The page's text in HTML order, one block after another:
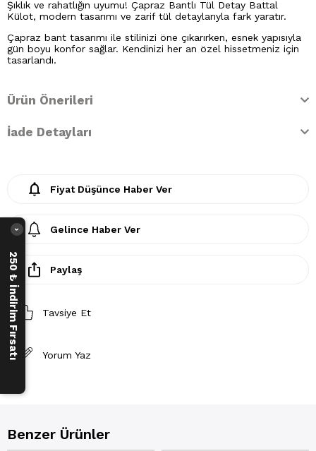
Şıklık ve rahatlığın uyumu! Çapraz Bantlı Tül Detay Battal
Külot, modern tasarımı ve zarif tül detaylarıyla fark yaratır.
Çapraz bant tasarımı ile stilinizi öne çıkarırken, esnek yapısıyla
gün boyu konfor sağlar. Kendinizi her an özel hissetmeniz için
tasarlandı.
Ürün Önerileri
İade Detayları
Fiyat Düşünce Haber Ver
Gelince Haber Ver
Paylaş
Tavsiye Et
Yorum Yaz
Benzer Ürünler
250 ₺ İndirim Fırsatı
›